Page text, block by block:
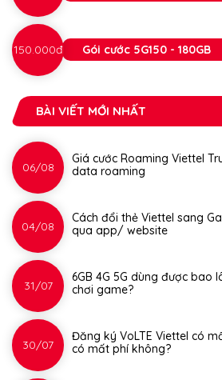
150.000đ Gói cước 5G150 - 180GB
BÀI VIẾT MỚI NHẤT
06/08
Giá cước Roaming Viettel
data roaming
04/08
Cách đổi thẻ Viettel sang
qua app/ website
31/07
6GB 4G 5G dùng được bao
chơi game?
30/07
Đăng ký VoLTE Viettel có
có mất phí không?